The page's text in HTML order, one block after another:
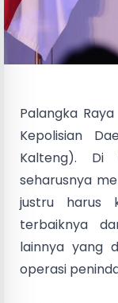
Palangka
Kepolisian
Kalteng). Di
seharusnya
justru harus
terbaiknya
lainnya yang
operasi